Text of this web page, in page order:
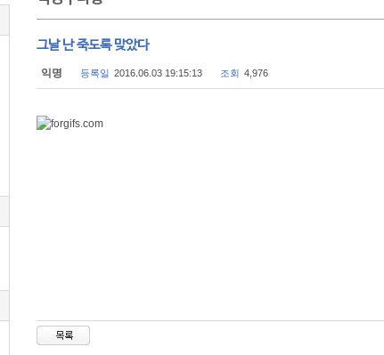
그날 난 죽도록 맞았다
익명 등록일 2016.06.03 19:15:13 조회 4,976